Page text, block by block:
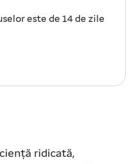
este de 14 de zile
ridicată,